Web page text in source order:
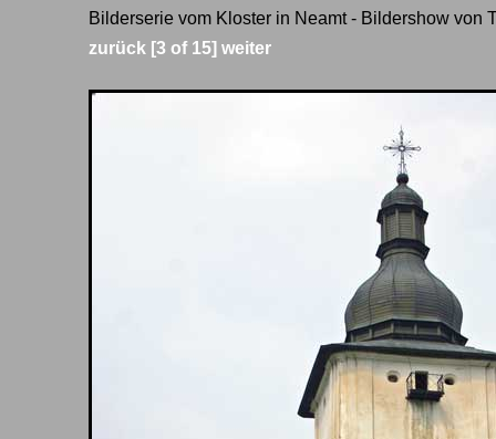
Bilderserie vom Kloster in Neamt - Bildershow von
zurück [3 of 15] weiter